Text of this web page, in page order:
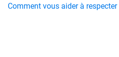
Comment vous aider à